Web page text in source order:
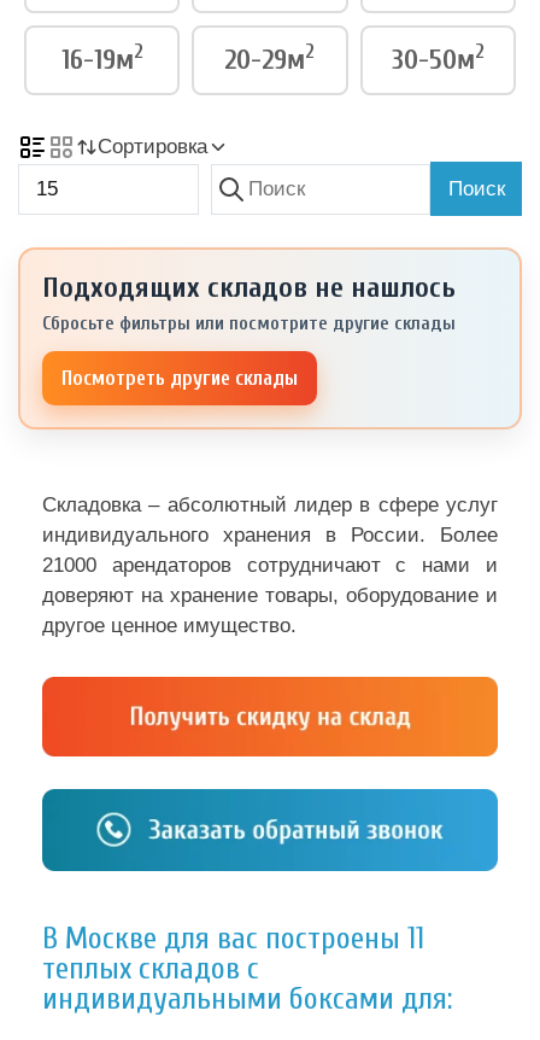
16-19м2 20-29м2 30-50м2
Сортировка
Поиск
Подходящих складов не нашлось
Сбросьте фильтры или посмотрите другие склады
Посмотреть другие склады
Складовка – абсолютный лидер в сфере услуг
индивидуального хранения в России. Более
21000 арендаторов сотрудничают с нами и
доверяют на хранение товары, оборудование и
другое ценное имущество.
В Москве для вас построены 11
теплых складов с
индивидуальными боксами для: